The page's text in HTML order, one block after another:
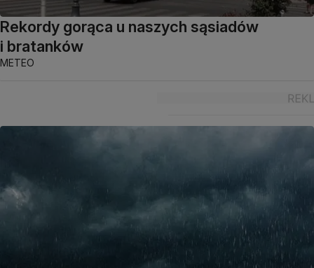
Rekordy gorąca u naszych sąsiadów
i bratanków
METEO